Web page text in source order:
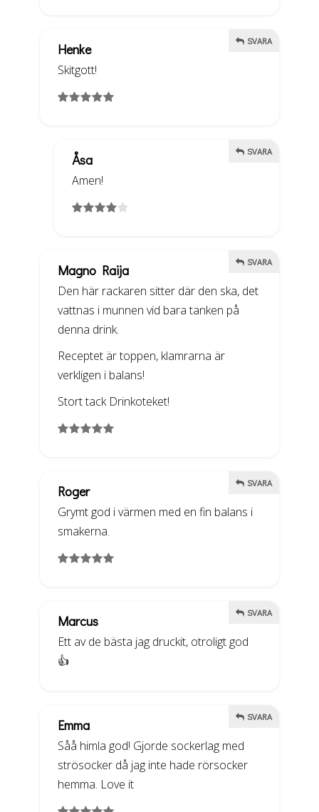
Henke SVARA
Skitgott!
Åsa SVARA
Amen!
Magno Raija SVARA
Den här rackaren sitter där den ska, det
vattnas i munnen vid bara tanken på
denna drink.
Receptet är toppen, klamrarna är
verkligen i balans!
Stort tack Drinkoteket!
Roger SVARA
Grymt god i värmen med en fin balans i
smakerna.
Marcus SVARA
Ett av de bästa jag druckit, otroligt god
👍
Emma SVARA
Såå himla god! Gjorde sockerlag med
strösocker då jag inte hade rörsocker
hemma. Love it